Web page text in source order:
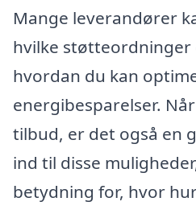
Mange leverandører
hvilke støtteordninger
hvordan du kan
energibesparelser.
tilbud, er det også en
ind til disse
betydning for, hvor